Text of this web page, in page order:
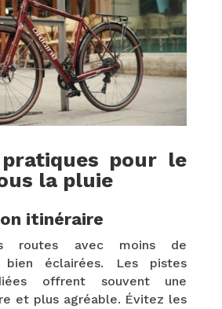
pour le
la pluie
itinéraire
routes avec moins de
éclairées. Les pistes
offrent souvent une
et plus agréable. Évitez les